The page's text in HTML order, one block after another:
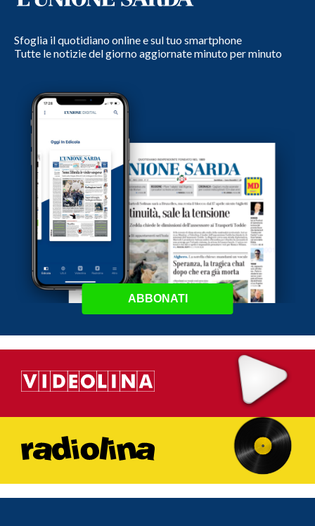
Sfoglia il quotidiano online e sul tuo smartphone
Tutte le notizie del giorno aggiornate minuto per minuto
ABBONATI